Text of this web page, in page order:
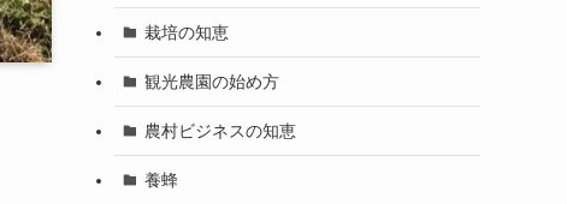
栽培の知恵
観光農園の始め方
農村ビジネスの知恵
養蜂